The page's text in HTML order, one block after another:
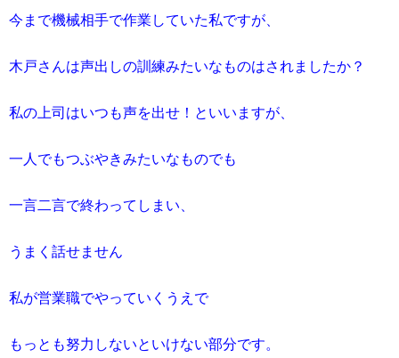
今まで機械相手で作業していた私ですが、
木戸さんは声出しの訓練みたいなものはされましたか？
私の上司はいつも声を出せ！といいますが、
一人でもつぶやきみたいなものでも
一言二言で終わってしまい、
うまく話せません
私が営業職でやっていくうえで
もっとも努力しないといけない部分です。